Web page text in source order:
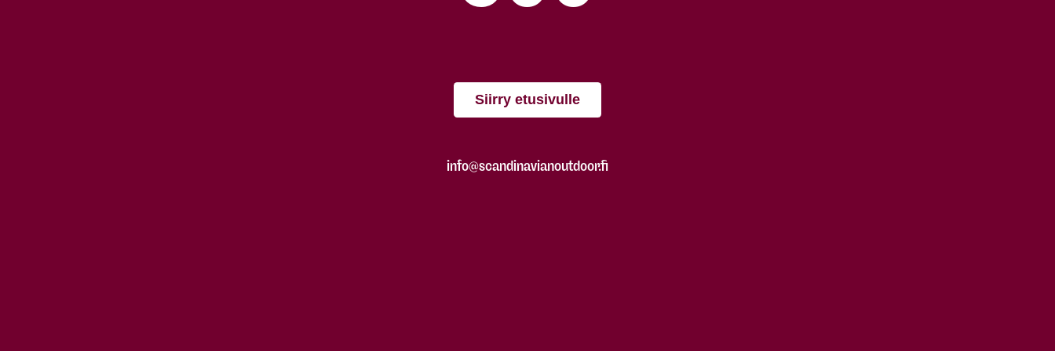
Siirry etusivulle
info@scandinavianoutdoor.fi